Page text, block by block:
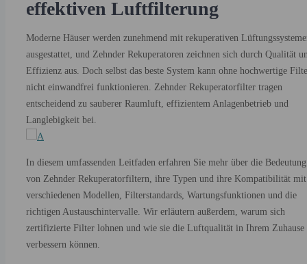
5.4. Welche Größe oder Art von Ersatzfilter sollte ich für meinen
5.5. Ist es sicher, Zehnder-Filter selbst auszutauschen, oder sollte
einen Fachmann hinzuziehen?
effektiven Luftfilterung
Moderne Häuser werden zunehmend mit rekuperativen
ausgestattet, und Zehnder Rekuperatoren zeichnen sich durch Qualität
Effizienz aus. Doch selbst das beste System kann ohne hochwertige
nicht einwandfrei funktionieren. Zehnder Rekuperatorfilter tragen
entscheidend zu sauberer Raumluft, effizientem Anlagenbetrieb und
Langlebigkeit bei.
In diesem umfassenden Leitfaden erfahren Sie mehr über die Bedeutung
von Zehnder Rekuperatorfiltern, ihre Typen und ihre Kompatibilität mit
verschiedenen Modellen, Filterstandards, Wartungsfunktionen und die
richtigen Austauschintervalle. Wir erläutern außerdem, warum sich
zertifizierte Filter lohnen und wie sie die Luftqualität in Ihrem Zuhause
verbessern können.